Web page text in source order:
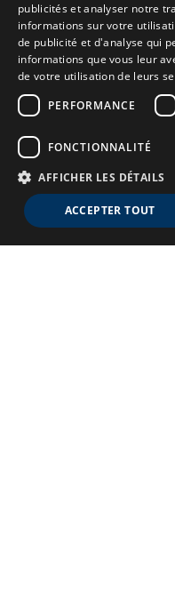
Neuro MAV
Association dédiée aux
publicités et analyser notre
informations sur votre
de publicité et d'analyse qui
informations que vous leur
de votre utilisation de leurs
PERFORMANCE
FONCTIONNALITÉ
AFFICHER LES DÉTAILS
ACCEPTER TOUT